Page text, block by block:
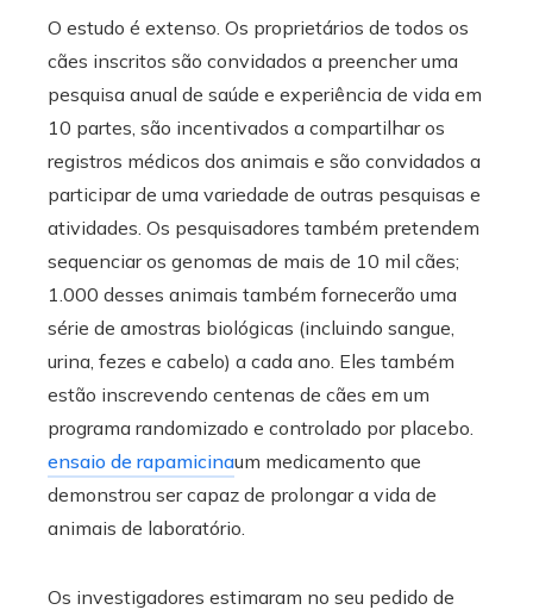
O estudo é extenso. Os proprietários de todos os
cães inscritos são convidados a preencher uma
pesquisa anual de saúde e experiência de vida em
10 partes, são incentivados a compartilhar os
registros médicos dos animais e são convidados a
participar de uma variedade de outras pesquisas e
atividades. Os pesquisadores também pretendem
sequenciar os genomas de mais de 10 mil cães;
1.000 desses animais também fornecerão uma
série de amostras biológicas (incluindo sangue,
urina, fezes e cabelo) a cada ano. Eles também
estão inscrevendo centenas de cães em um
programa randomizado e controlado por placebo.
ensaio de rapamicinaum medicamento que
demonstrou ser capaz de prolongar a vida de
animais de laboratório.
Os investigadores estimaram no seu pedido de